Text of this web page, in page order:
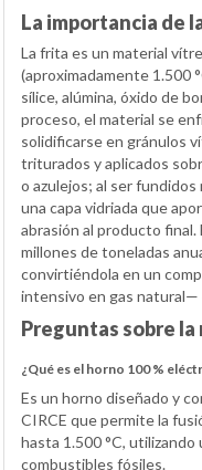
La importancia de
La frita es un material
(aproximadamente 1.500
sílice, alúmina, óxido de
proceso, el material se
solidificarse en gránulos
triturados y aplicados
o azulejos; al ser
una capa vidriada que
abrasión al producto
millones de toneladas
convirtiéndola en un
intensivo en gas natural—
Preguntas sobre
¿Qué es el horno 100 %
Es un horno diseñado y
CIRCE que permite la
hasta 1.500 °C,
combustibles fósiles.